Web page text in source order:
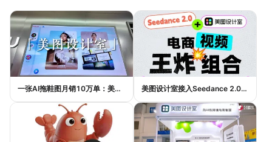
一张AI拖鞋图月销10万单：美图设计室如何帮助普通电商卖家提升效率与销量 美图设计室接入Seedance 2.0：AI如何实现一句话生成电商带货视频